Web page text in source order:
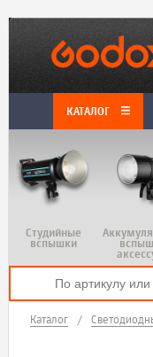
КАТАЛОГ
Студийные
вспышки
Каталог /